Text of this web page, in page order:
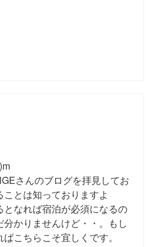
さんのブログを拝見してお
とは知っておりますよ
となれば宿泊が必須になるの
かりませんけど・・。もし
こちらこそ宜しくです。